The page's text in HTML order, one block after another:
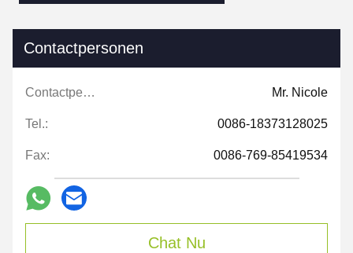
Contactpersonen
Contactpersonen: Mr. Nicole
Tel.: 0086-18373128025
Fax: 0086-769-85419534
Chat Nu